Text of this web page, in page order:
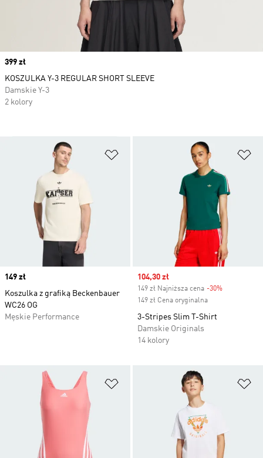
Dodaj do listy życzeń
Price
149 zł
Koszulka z grafiką Beckenbauer
WC26 OG
Męskie Performance
Sale price
104,30 zł
149 zł Najniższa cena -30%
149 zł Cena oryginalna
3-Stripes Slim T-Shirt
Damskie Originals
14 kolory
Dodaj do listy życzeń
Price
399 zł
KOSZULKA Y-3 REGULAR SHORT SLEEVE
Damskie Y-3
2 kolory